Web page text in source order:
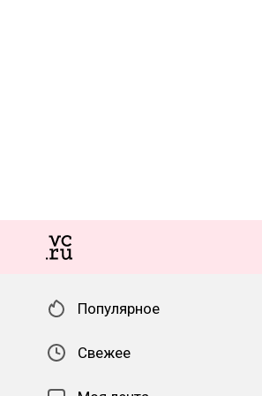
Популярное
Свежее